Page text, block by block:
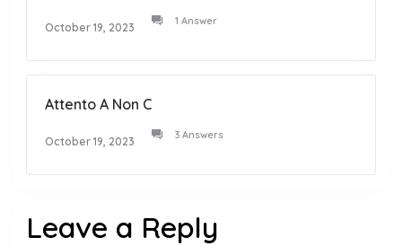
October 19, 2023 1 Answer
Attento A Non C
October 19, 2023 3 Answers
Leave a Reply